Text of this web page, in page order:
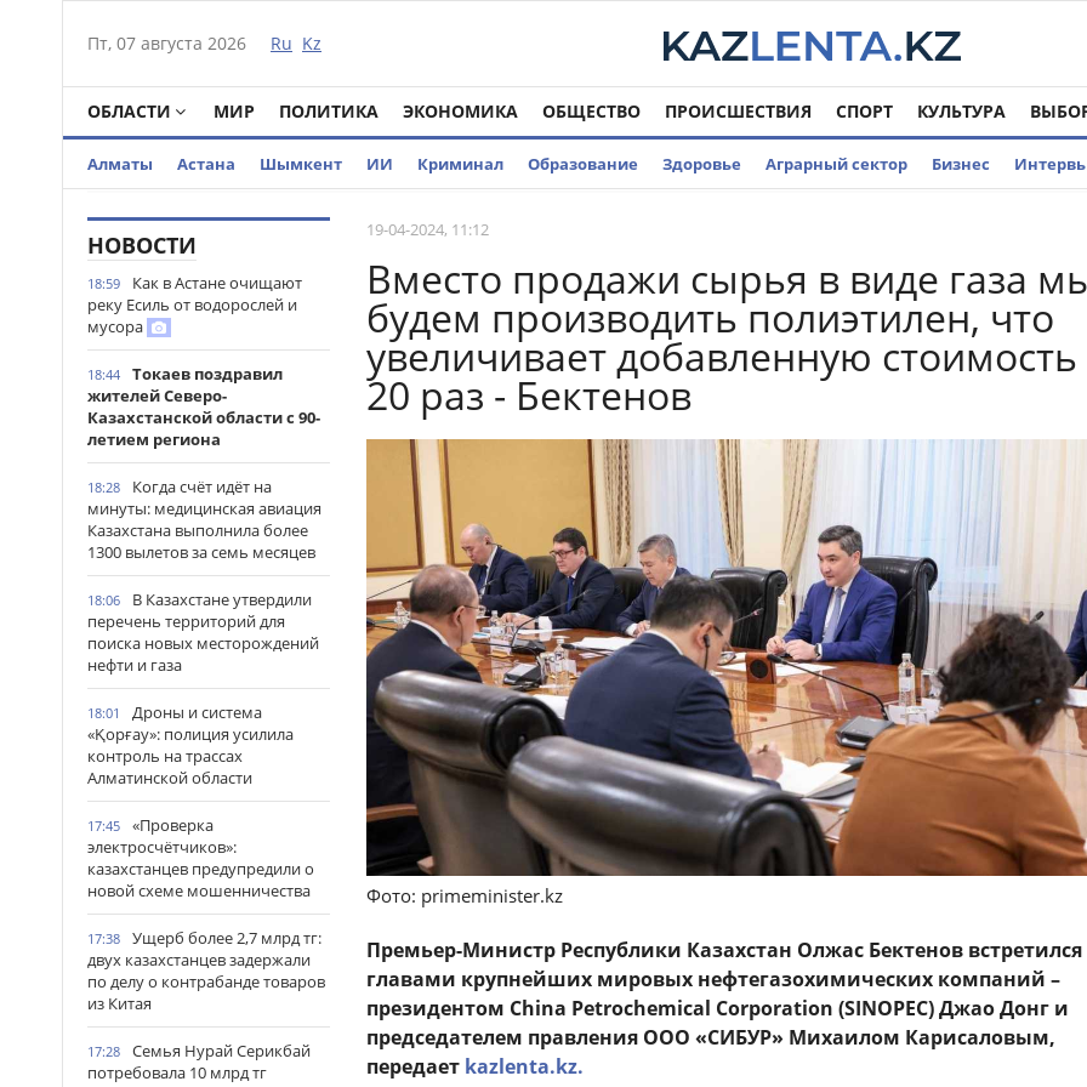
Пт, 07 августа 2026 Ru Kz
ОБЛАСТИ МИР ПОЛИТИКА ЭКОНОМИКА ОБЩЕСТВО ПРОИСШЕСТВИЯ СПОРТ КУЛЬТУРА
Алматы Астана Шымкент ИИ Криминал Образование Здоровье Аграрный сектор Бизнес
НОВОСТИ
18:59
Как в Астане очищают
реку Есиль от водорослей и
мусора
18:44
Токаев поздравил
жителей Северо-
Казахстанской области с 90-
летием региона
18:28
Когда счёт идёт на
минуты: медицинская авиация
Казахстана выполнила более
1300 вылетов за семь месяцев
18:06
В Казахстане утвердили
перечень территорий для
поиска новых месторождений
нефти и газа
18:01
Дроны и система
«Қорғау»: полиция усилила
контроль на трассах
Алматинской области
17:45
«Проверка
электросчётчиков»:
казахстанцев предупредили о
новой схеме мошенничества
17:38
Ущерб более 2,7 млрд тг:
двух казахстанцев задержали
по делу о контрабанде товаров
из Китая
17:28
Семья Нурай Серикбай
потребовала 10 млрд тг
19-04-2024, 11:12
Вместо продажи сырья в виде газа
будем производить полиэтилен, что
увеличивает добавленную стоимость
20 раз - Бектенов
Фото: primeminister.kz
Премьер-Министр Республики Казахстан Олжас Бектенов встретился
главами крупнейших мировых нефтегазохимических компаний –
президентом China Petrochemical Corporation (SINOPEC) Джао Донг и
председателем правления ООО «СИБУР» Михаилом Карисаловым,
передает kazlenta.kz.